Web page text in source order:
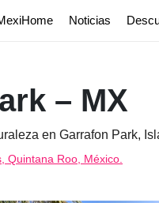
Noticias
– MX
en Garrafon Park,
Quintana Roo, México.